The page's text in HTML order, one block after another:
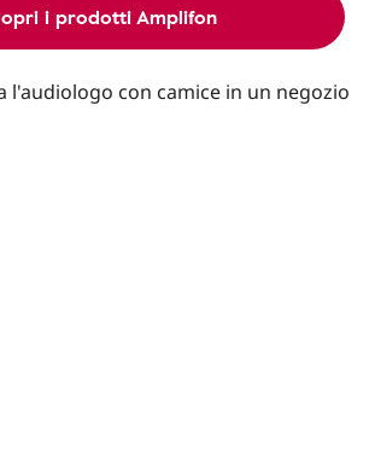
i prodotti Amplifon